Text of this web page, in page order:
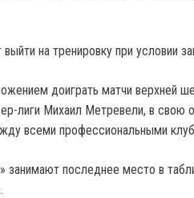
на тренировку при условии
доиграть матчи верхней
лиги Михаил Метревели, в свою
всеми профессиональными
занимают последнее место в